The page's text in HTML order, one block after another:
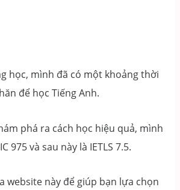
học, mình đã có một khoảng thời
để học Tiếng Anh.
phá ra cách học hiệu quả, mình
975 và sau này là IETLS 7.5.
website này để giúp bạn lựa chọn